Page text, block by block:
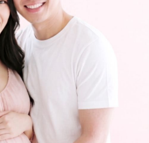
phụ thuộc vào tình trạng
nội soi, quá trình hồi phục
phương pháp mổ mở,
của từng người.
nhân vẫn có thể
khả năng mang thai sẽ